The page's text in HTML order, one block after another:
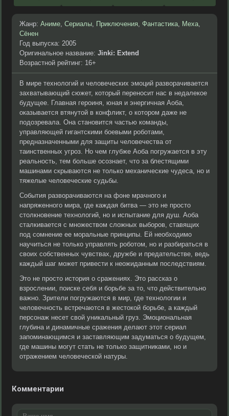
Жанр: Аниме, Сериалы, Приключения, Фантастика, Меха,
Сёнен
Год выпуска: 2005
Оригинальное название: Jinki: Extend
Возрастной рейтинг: 16+
В мире технологий и человеческих эмоций разворачивается
захватывающий сюжет, который переносит нас в недалекое
будущее. Главная героиня, юная и энергичная Аоба,
оказывается втянутой в конфликт, о котором даже не
подозревала. Она становится частью команды,
управляющей гигантскими боевыми роботами,
предназначенными для защиты человечества от
таинственных угроз. Но чем глубже Аоба погружается в эту
реальность, тем больше осознает, что за блестящими
машинами скрываются не только механические чудеса, но и
тяжелые человеческие судьбы.
События разворачиваются на фоне мрачного и
напряженного мира, где каждая битва — это не просто
столкновение технологий, но и испытание для душ. Аоба
сталкивается с множеством сложных выборов, ставящих
под сомнение ее моральные принципы. Ей необходимо
научиться не только управлять роботом, но и разбираться в
своих собственных чувствах, дружбе и предательстве, ведь
каждый шаг может привести к неожиданным последствиям.
Это не просто история о сражениях. Это рассказ о
взрослении, поиске себя и борьбе за то, что действительно
важно. Зрители погружаются в мир, где технологии и
человечность встречаются в жестокой борьбе, а каждый
персонаж несет свой уникальный груз. Эмоциональная
глубина и динамичные сражения делают этот сериал
запоминающимся и заставляющим задуматься о будущем,
где машины могут стать не только защитниками, но и
отражением человеческой натуры.
Комментарии